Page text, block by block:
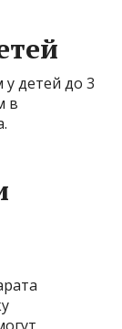
у детей до 3
в